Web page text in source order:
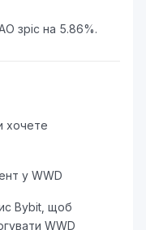
зріс на 5.86%.
хочете
у WWD
Bybit, щоб
WWD